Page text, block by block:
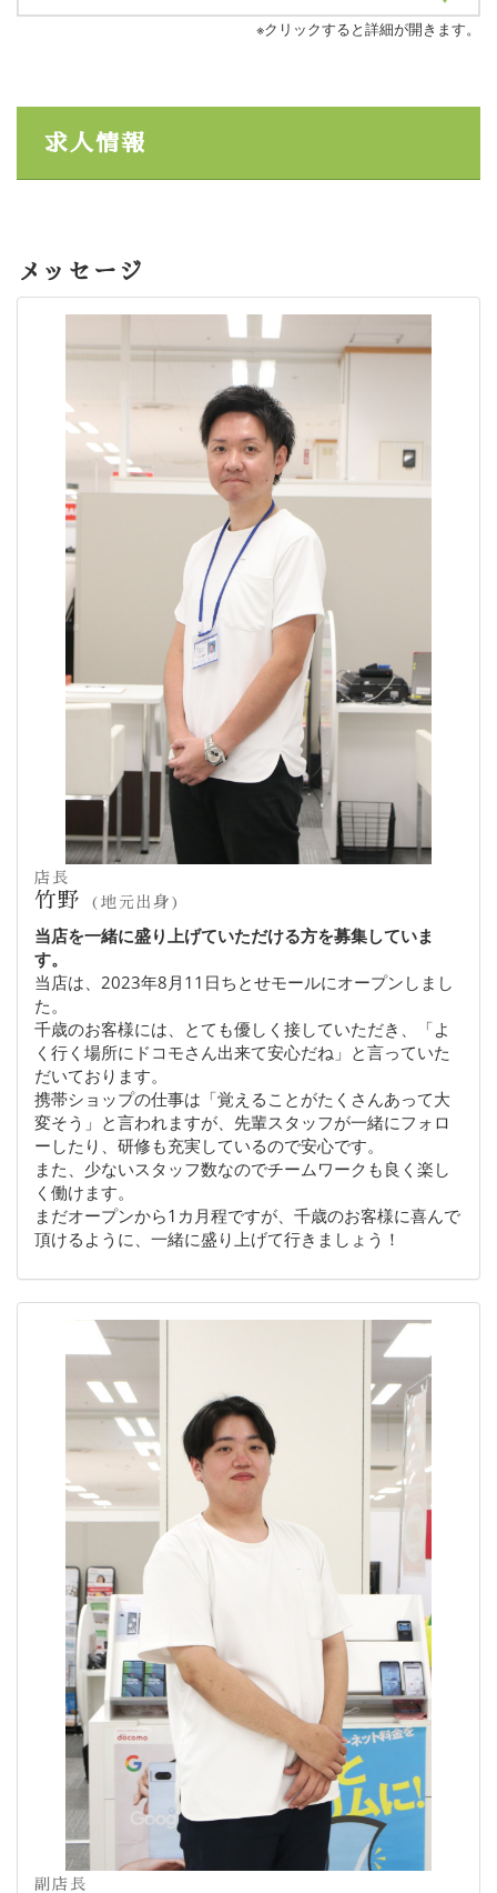
※クリックすると詳細が開きます。
求人情報
メッセージ
店長
竹野 (地元出身)
当店を一緒に盛り上げていただける方を募集していま
す。
当店は、2023年8月11日ちとせモールにオープンしまし
た。
千歳のお客様には、とても優しく接していただき、「よ
く行く場所にドコモさん出来て安心だね」と言っていた
だいております。
携帯ショップの仕事は「覚えることがたくさんあって大
変そう」と言われますが、先輩スタッフが一緒にフォロ
ーしたり、研修も充実しているので安心です。
また、少ないスタッフ数なのでチームワークも良く楽し
く働けます。
まだオープンから1カ月程ですが、千歳のお客様に喜んで
頂けるように、一緒に盛り上げて行きましょう！
副店長